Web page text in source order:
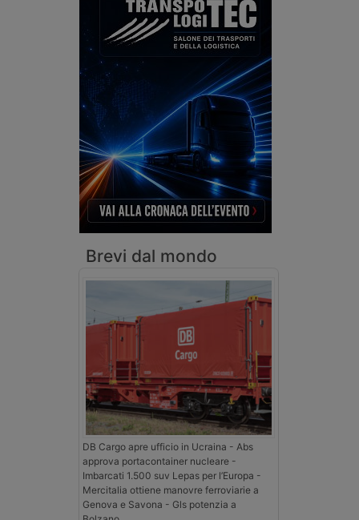
Brevi dal mondo
DB Cargo apre ufficio in Ucraina - Abs
approva portacontainer nucleare -
Imbarcati 1.500 suv Lepas per l’Europa -
Mercitalia ottiene manovre ferroviarie a
Genova e Savona - Gls potenzia a